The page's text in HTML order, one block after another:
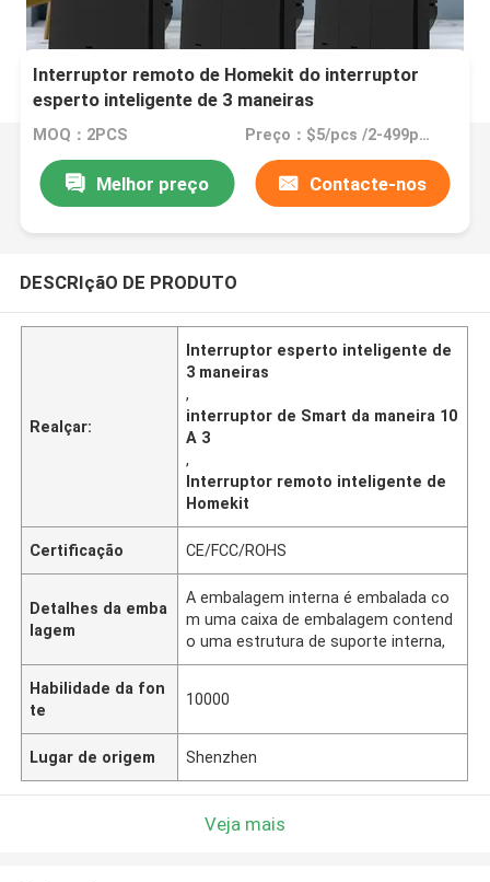
Interruptor remoto de Homekit do interruptor
esperto inteligente de 3 maneiras
MOQ：2PCS Preço：$5/pcs /2-499pcs
Melhor preço Contacte-nos
DESCRIçãO DE PRODUTO
Realçar:
Interruptor esperto inteligente de
3 maneiras
,
interruptor de Smart da maneira 10
A 3
,
Interruptor remoto inteligente de
Homekit
Certificação CE/FCC/ROHS
Detalhes da emba
lagem
A embalagem interna é embalada co
m uma caixa de embalagem contend
o uma estrutura de suporte interna,
Habilidade da fon
te
10000
Lugar de origem Shenzhen
Veja mais